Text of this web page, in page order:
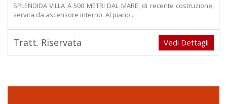
SPLENDIDA VILLA A 500 METRI DAL MARE, di recente costruzione,
servita da ascensore interno. Al piano...
Tratt. Riservata Vedi Dettagli